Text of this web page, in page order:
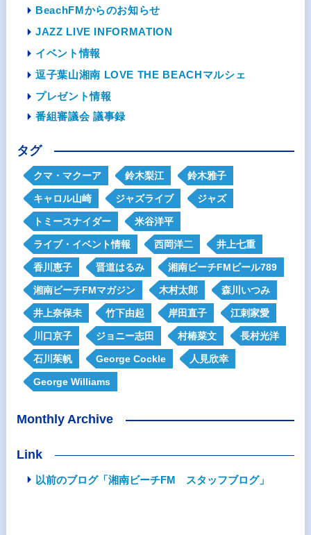
BeachFMからのお知らせ
JAZZ LIVE INFORMATION
イベント情報
逗子葉山湘南 LOVE THE BEACHマルシェ
プレゼント情報
番組審議会 議事録
タグ
クマ・マクーア 鈴木梨江 鈴木雅子
キャロル山崎 ジャズライブ ジャズ
トミースナイダー 米谷洋平
ライブ・イベント情報 西岡洋二 井上七重
香川恵子 晋道はるみ 湘南ビーチFMビール789
湘南ビーチFMマガジン 木村太郎 森川いつみ
井上奈保未 竹下由起 岸田直子 江刺家愛
川口京子 ジョニー志田 村椿菜文 長村光洋
石川茱帆 George Cockle 人見欣幸
George Williams
Monthly Archive
Link
以前のブログ「湘南ビーチFM スタッフブログ」